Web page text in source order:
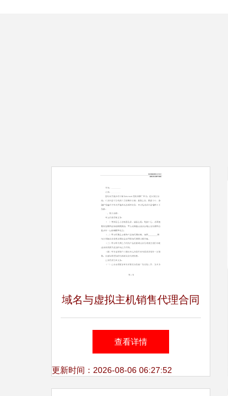
域名与虚拟主机销售代理合同
书
查看详情
更新时间：2026-08-06 06:27:52